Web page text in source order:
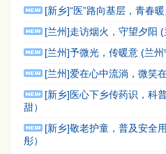
[新乡]“医”路向基层，青春
[兰州]走访烟火，守望夕阳
[兰州]予微光，传暖意 (兰
[兰州]爱在心中流淌，微笑
[新乡]医心下乡传药识，科
甜）
[新乡]敬老护童，普及安全
彤）